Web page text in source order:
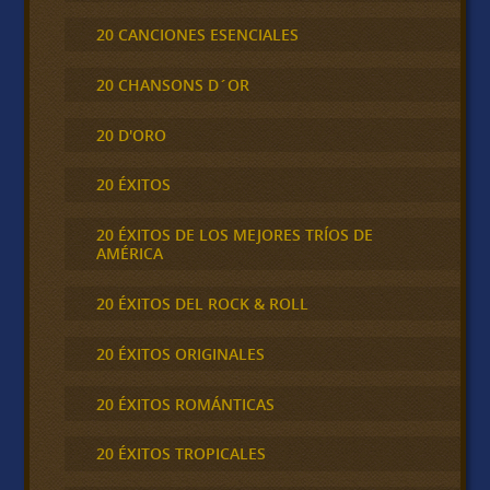
20 CANCIONES ESENCIALES
20 CHANSONS D´OR
20 D'ORO
20 ÉXITOS
20 ÉXITOS DE LOS MEJORES TRÍOS DE
AMÉRICA
20 ÉXITOS DEL ROCK & ROLL
20 ÉXITOS ORIGINALES
20 ÉXITOS ROMÁNTICAS
20 ÉXITOS TROPICALES